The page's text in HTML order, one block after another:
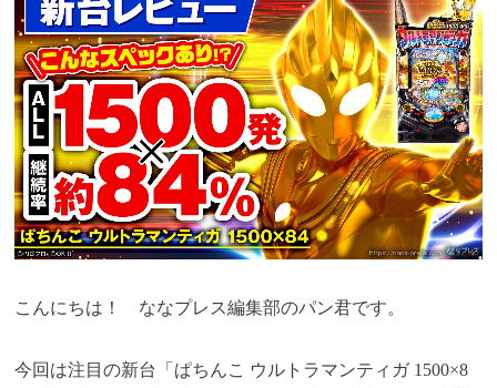
こんにちは！ ななプレス編集部のパン君です。
今回は注目の新台「ぱちんこ ウルトラマンティガ 1500×8